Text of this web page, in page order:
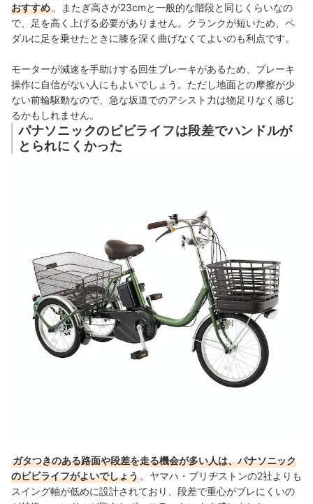
おすすめ 。またぎ高さが23cmと一般的な階段と同じくらいなの
で、足を高く上げる必要がありません。 クランクが短いため、ペ
ダルに足を乗せたときに膝を深く曲げなくてよいのも利点です。
モーターが減速を手助けする回生ブレーキがあるため、ブレーキ
操作に自信がない人にもよいでしょう。ただし地面との摩擦が少
ない前輪駆動なので、急な坂道でのアシスト力は物足りなく感じ
るかもしれません。
パナソニックのビビライフは段差でハンドルが
とられにくかった
ガタつきのある路面や段差を走る機会が多い人は、パナソニック
のビビライフがよいでしょう 。 ヤマハ・ブリヂストンの2社よりも
スイング軸が低めに設計されており、段差で重心がブレにくいの